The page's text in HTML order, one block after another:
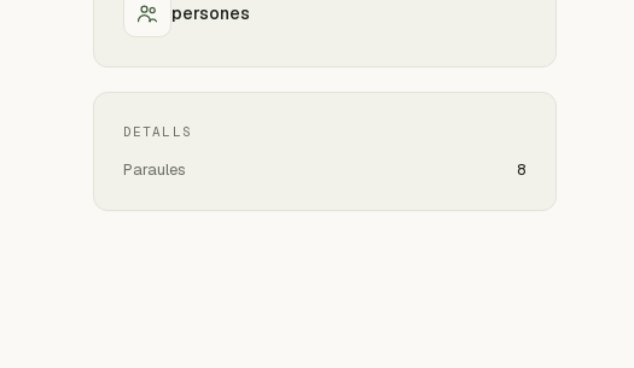
persones
DETALLS
Paraules 8